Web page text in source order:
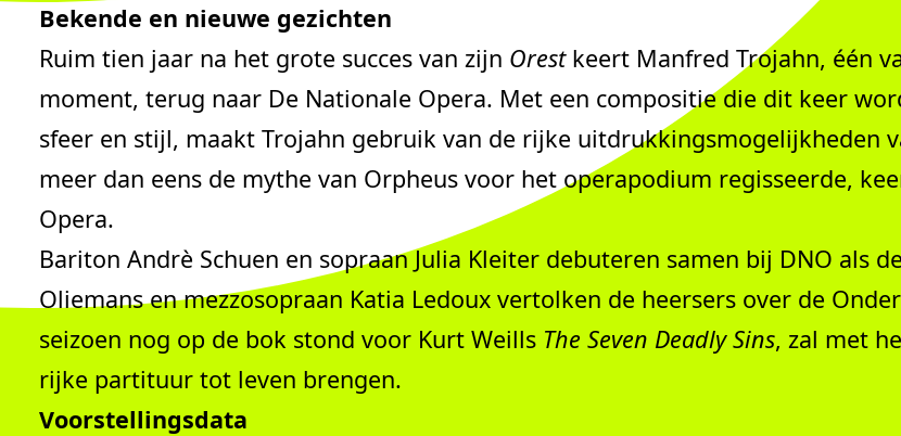
Bekende en nieuwe gezichten
Ruim tien jaar na het grote succes van zijn Orestkeert Manfred Trojahn, één
moment, terug naar De Nationale Opera. Met een compositie die dit keer
sfeer en stijl, maakt Trojahn gebruik van de rijke uitdrukkingsmogelijkheden
meer dan eens de mythe van Orpheus voor het operapodium regisseerde,
Opera.
Bariton Andrè Schuen en sopraan Julia Kleiter debuteren samen bij DNO als
Oliemans en mezzosopraan Katia Ledoux vertolken de heersers over de
seizoen nog op de bok stond voor Kurt Weills The Seven Deadly Sins, zal met
rijke partituur tot leven brengen.
Voorstellingsdata